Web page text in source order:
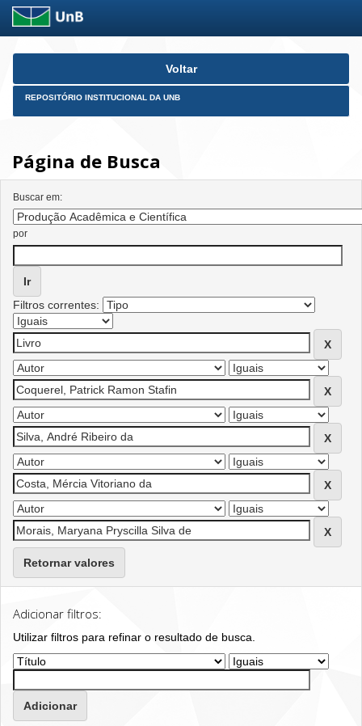
Skip
Voltar
REPOSITÓRIO INSTITUCIONAL DA UNB
Página de Busca
Buscar em:
por
Filtros correntes:
Retornar valores
Adicionar filtros:
Utilizar filtros para refinar o resultado de busca.